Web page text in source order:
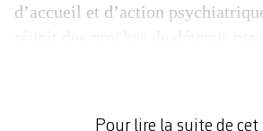
d’accueil et d’action
Pour lire la suite de